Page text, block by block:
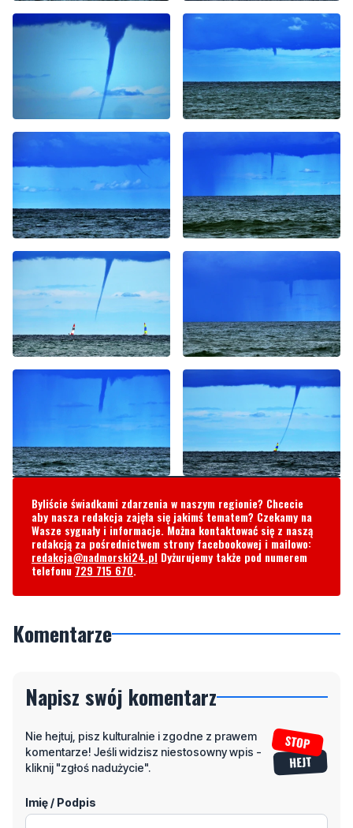
Byliście świadkami zdarzenia w naszym regionie? Chcecie
aby nasza redakcja zajęła się jakimś tematem? Czekamy na
Wasze sygnały i informacje. Można kontaktować się z naszą
redakcją za pośrednictwem strony facebookowej i mailowo:
redakcja@nadmorski24.pl Dyżurujemy także pod numerem
telefonu 729 715 670.
Komentarze
Napisz swój komentarz
Nie hejtuj, pisz kulturalnie i zgodne z prawem
komentarze! Jeśli widzisz niestosowny wpis -
kliknij "zgłoś nadużycie".
Imię / Podpis